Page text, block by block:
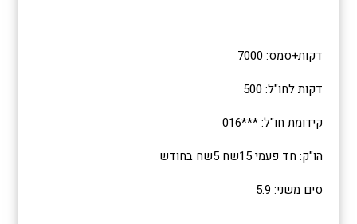
דקות+סמס: 7000
דקות לחו"ל: 500
קידומת חו"ל: ***016
הו"ק: חד פעמי 15שח 5שח בחודש
סים משני: 5.9